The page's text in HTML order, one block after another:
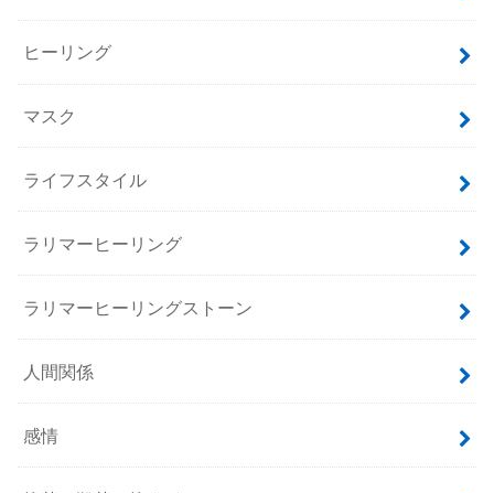
ヒーリング
マスク
ライフスタイル
ラリマーヒーリング
ラリマーヒーリングストーン
人間関係
感情